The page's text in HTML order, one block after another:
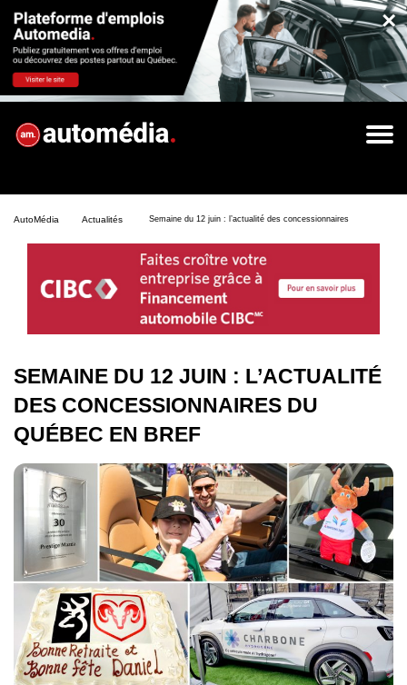
×
AutoMédia Actualités Semaine du 12 juin : l’actualité des concessionnaires du Québec en
SEMAINE DU 12 JUIN : L’ACTUALITÉ
DES CONCESSIONNAIRES DU
QUÉBEC EN BREF